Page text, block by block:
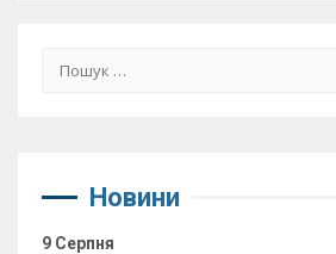
Пошук:
Новини
9 Серпня